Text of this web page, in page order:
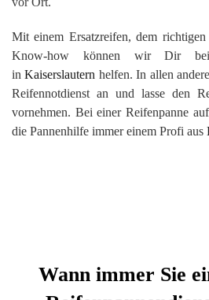
Mit einem Ersatzreifen, dem
Know-how können wir Dir bei
inKaiserslautern helfen. In allen
Reifennotdienst an und lasse den
vornehmen. Bei einer Reifenpanne
die Pannenhilfe immer einem Profi aus
Wann immer Sie